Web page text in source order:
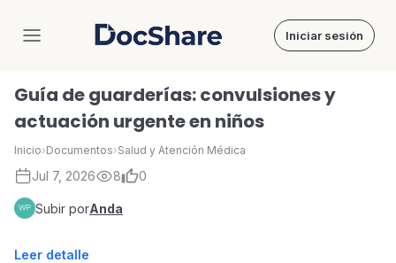
DocShare Iniciar sesión
Guía de guarderías: convulsiones y
actuación urgente en niños
Inicio›Documentos›Salud y Atención Médica
Jul 7, 2026 8 0
Subir porAnda
Leer detalle